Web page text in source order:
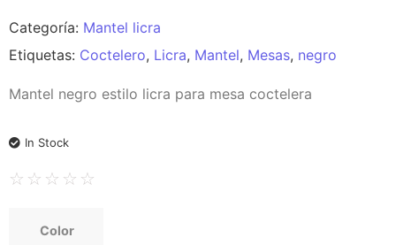
Categoría: Mantel licra
Etiquetas: Coctelero, Licra, Mantel, Mesas, negro
Mantel negro estilo licra para mesa coctelera
In Stock
☆ ☆ ☆ ☆ ☆
Color